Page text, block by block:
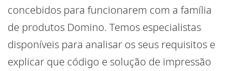
concebidos para funcionarem com a família
de produtos Domino. Temos especialistas
disponíveis para analisar os seus requisitos e
explicar que código e solução de impressão